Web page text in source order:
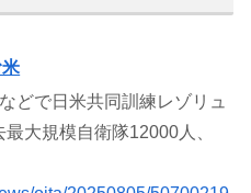
で日米共同訓練レゾリュ
大規模自衛隊12000人、